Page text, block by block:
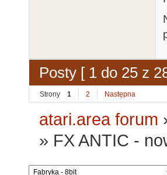
Posty [ 1 do 25 z
Strony 1 2 Następna
atari.area forum
» FX ANTIC -